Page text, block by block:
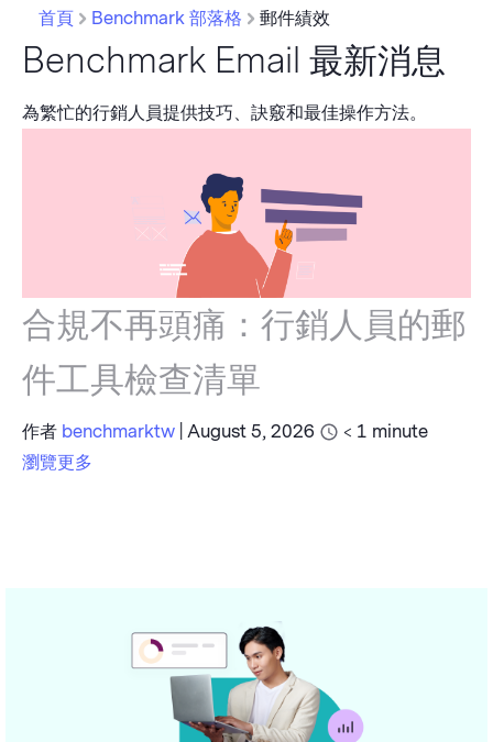
首頁 Benchmark 部落格 郵件績效
Benchmark Email 最新消息
為繁忙的行銷人員提供技巧、訣竅和最佳操作方法。
合規不再頭痛：行銷人員的郵
件工具檢查清單
作者 benchmarktw August 5, 2026 < 1 minute
瀏覽更多